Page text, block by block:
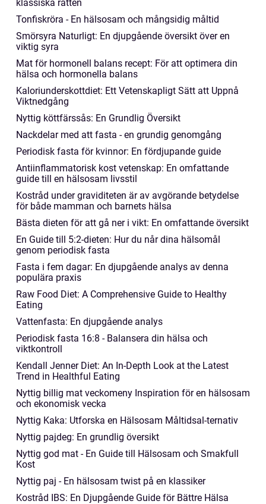
klassiska rätten
Tonfiskröra - En hälsosam och mångsidig måltid
Smörsyra Naturligt: En djupgående översikt över en
viktig syra
Mat för hormonell balans recept: För att optimera din
hälsa och hormonella balans
Kaloriunderskottdiet: Ett Vetenskapligt Sätt att Uppnå
Viktnedgång
Nyttig köttfärssås: En Grundlig Översikt
Nackdelar med att fasta - en grundig genomgång
Periodisk fasta för kvinnor: En fördjupande guide
Antiinflammatorisk kost vetenskap: En omfattande
guide till en hälsosam livsstil
Kostråd under graviditeten är av avgörande betydelse
för både mamman och barnets hälsa
Bästa dieten för att gå ner i vikt: En omfattande översikt
En Guide till 5:2-dieten: Hur du når dina hälsomål
genom periodisk fasta
Fasta i fem dagar: En djupgående analys av denna
populära praxis
Raw Food Diet: A Comprehensive Guide to Healthy
Eating
Vattenfasta: En djupgående analys
Periodisk fasta 16:8 - Balansera din hälsa och
viktkontroll
Kendall Jenner Diet: An In-Depth Look at the Latest
Trend in Healthful Eating
Nyttig billig mat veckomeny Inspiration för en hälsosam
och ekonomisk vecka
Nyttig Kaka: Utforska en Hälsosam Måltidsal-ternativ
Nyttig pajdeg: En grundlig översikt
Nyttig god mat - En Guide till Hälsosam och Smakfull
Kost
Nyttig paj - En hälsosam twist på en klassiker
Kostråd IBS: En Djupgående Guide för Bättre Hälsa